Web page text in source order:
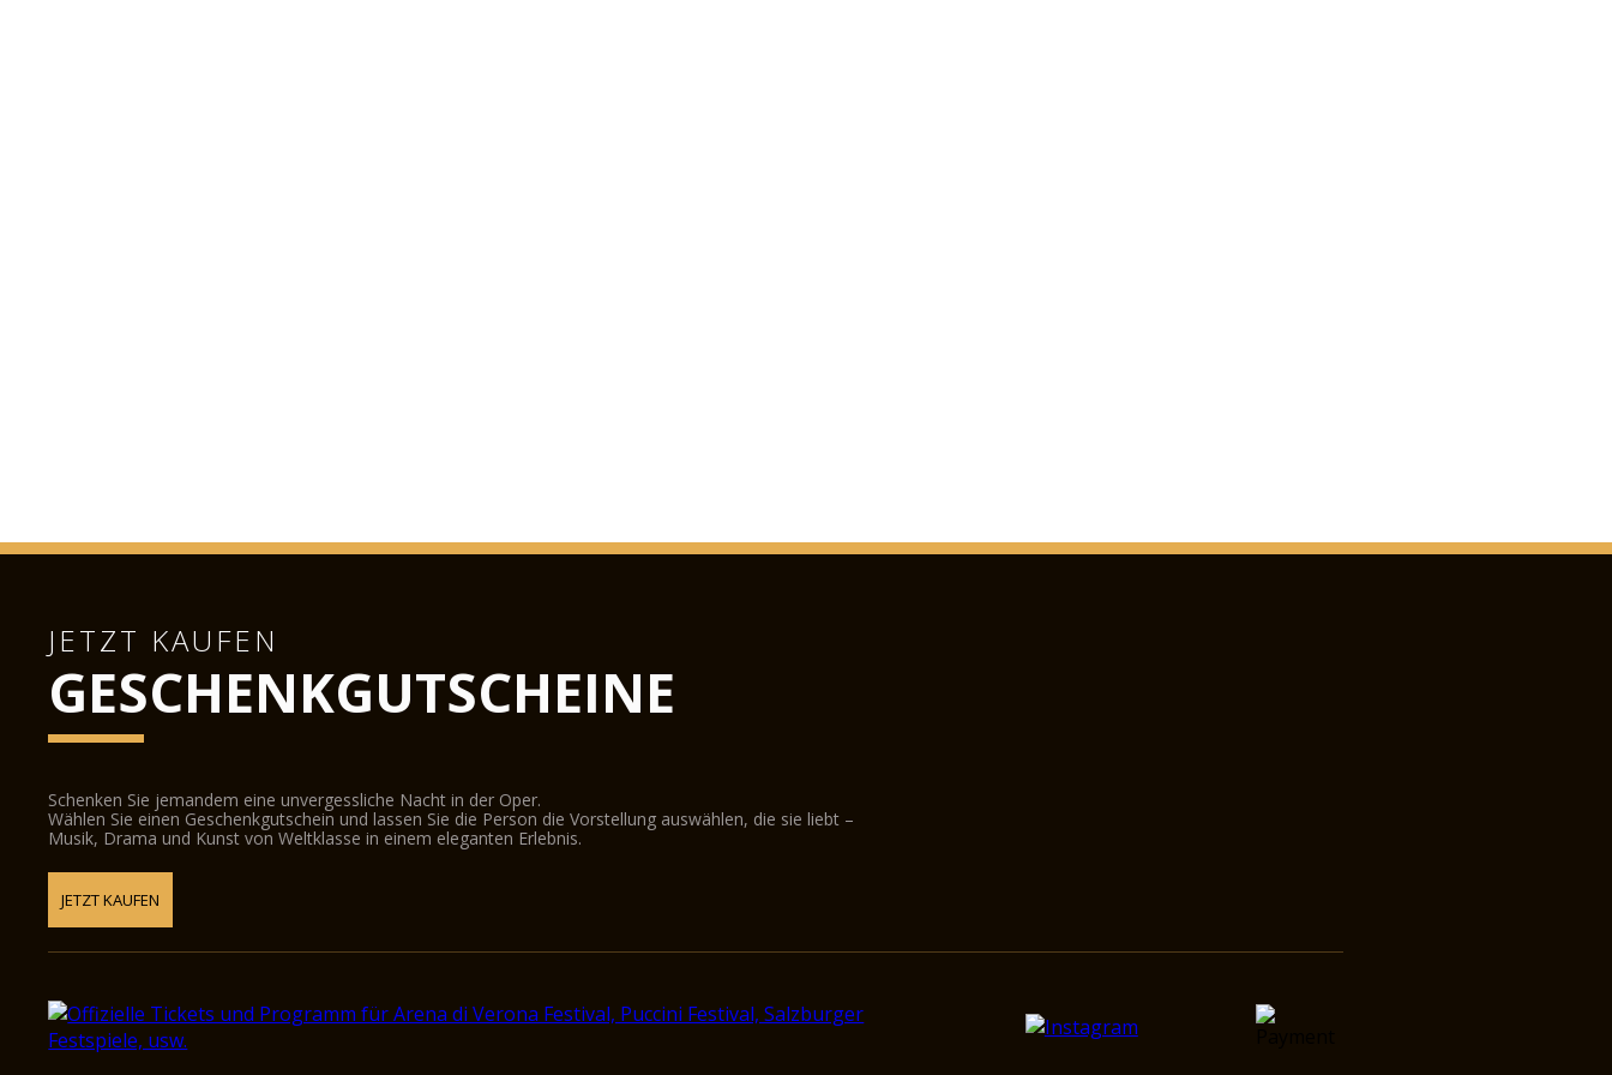
JETZT KAUFEN
GESCHENKGUTSCHEINE
Schenken Sie jemandem eine unvergessliche Nacht in der Oper.
Wählen Sie einen Geschenkgutschein und lassen Sie die Person die Vorstellung auswählen, die sie liebt –
Musik, Drama und Kunst von Weltklasse in einem eleganten Erlebnis.
JETZT KAUFEN